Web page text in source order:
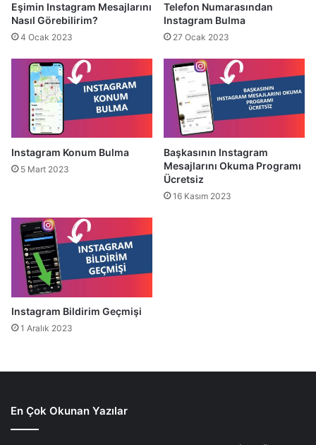
Eşimin Instagram Mesajlarını
Nasıl Görebilirim?
4 Ocak 2023
Telefon Numarasından
Instagram Bulma
27 Ocak 2023
Instagram Konum Bulma
5 Mart 2023
Başkasının Instagram
Mesajlarını Okuma Programı
Ücretsiz
16 Kasım 2023
Instagram Bildirim Geçmişi
1 Aralık 2023
En Çok Okunan Yazılar